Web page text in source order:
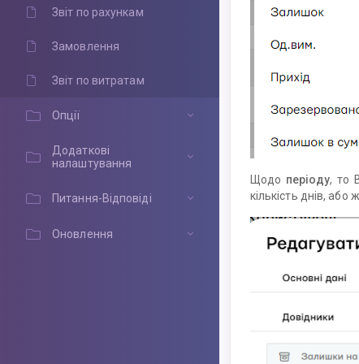
Звіт по рахункам
Замовлення
Звіт по витратам
Опції
Додаткові
налаштування
Питання-Відповіді
Оновлення
Щодо періоду, то
кількість днів,